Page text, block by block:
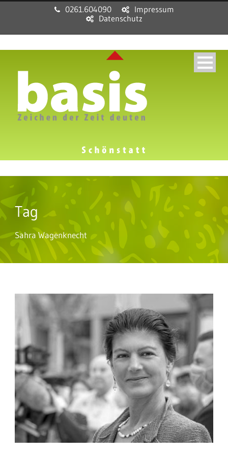
0261.604090
Impressum
Datenschutz
Tag
Sahra Wagenknecht